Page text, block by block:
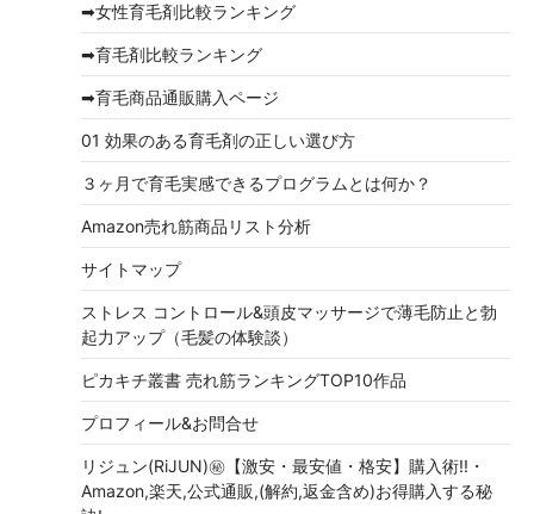
➡女性育毛剤比較ランキング
➡育毛剤比較ランキング
➡育毛商品通販購入ページ
01 効果のある育毛剤の正しい選び方
３ヶ月で育毛実感できるプログラムとは何か？
Amazon売れ筋商品リスト分析
サイトマップ
ストレス コントロール&頭皮マッサージで薄毛防止と勃
起力アップ（毛髪の体験談）
ピカキチ叢書 売れ筋ランキングTOP10作品
プロフィール&お問合せ
リジュン(RiJUN)㊙【激安・最安値・格安】購入術!!・
Amazon,楽天,公式通販,(解約,返金含め)お得購入する秘